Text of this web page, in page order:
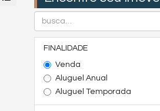
FINALIDADE
Venda
Aluguel Anual
Aluguel Temporada